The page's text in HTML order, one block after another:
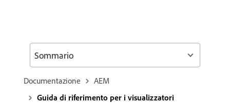
Documentazione
AEM
Guida di riferimento per i visualizzatori
Sommario